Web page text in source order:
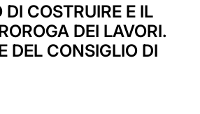
DI COSTRUIRE E IL
DEI LAVORI.
DEL CONSIGLIO DI